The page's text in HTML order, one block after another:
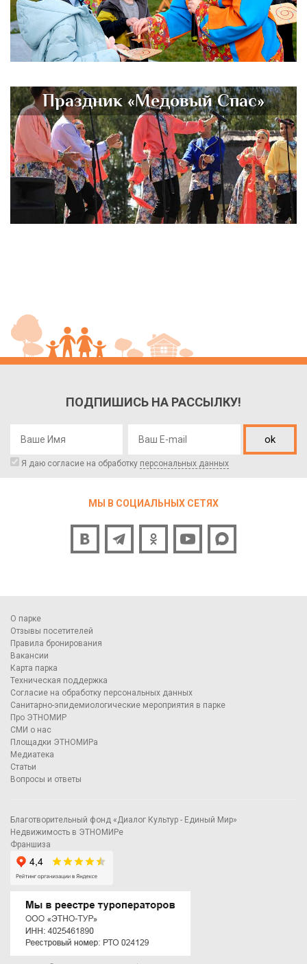
Праздник «Медовый Спас»
ПОДПИШИСЬ НА РАССЫЛКУ!
ok
Я даю согласие на обработку персональных данных
МЫ В СОЦИАЛЬНЫХ СЕТЯХ
О парке
Отзывы посетителей
Правила бронирования
Вакансии
Карта парка
Техническая поддержка
Согласие на обработку персональных данных
Санитарно-эпидемиологические мероприятия в парке
Про ЭТНОМИР
СМИ о нас
Площадки ЭТНОМИРа
Медиатека
Статьи
Вопросы и ответы
Благотворительный фонд «Диалог Культур - Единый Мир»
Недвижимость в ЭТНОМИРе
Франшиза